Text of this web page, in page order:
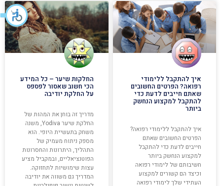
איך להתקבל ללימודי
רפואה? הפרטים החשובים
שאתם חייבים לדעת כדי
להתקבל למקצוע הנחשק
ביותר
איך להתקבל ללימודי רפואה?
הפרטים החשובים שאתם
חייבים לדעת כדי להתקבל
למקצוע הנחשק ביותר
חשיבותם של לימודי רפואה
וכיצד הם קשורים למקצוע
העתידי שלך לימודי רפואה
החלקות שיער – כל המידע
הכי חשוב שאסור לפספס
על החלקת יודיבה
מדריך זה בוחן את המהות של
החלקת שיער Yodiva, משנה
משחק בתעשיית היופי. הוא
מספק ניתוח מעמיק של
התהליך, היתרונות והחסרונות
הפוטנציאליים, ובמקביל מציע
עצות שימושיות לתחזוקה.
המדריך גם משווה את יודיבה